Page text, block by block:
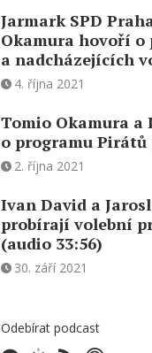
Jarmark SPD
Okamura hovoří
a nadcházejících
4. října 2021
Tomio Okamura a
o programu Pirátů
2. října 2021
Ivan David a
probírají volební
(audio 33:56)
30. září 2021
Odebírat podcast